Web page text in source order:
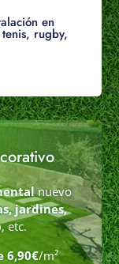
en
rugby,
nuevo
jardines,
etc.
6,90€/m²